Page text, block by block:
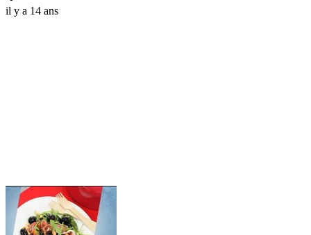
il y a 14 ans